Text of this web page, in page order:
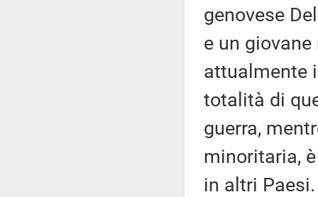
genovese
e un
attualmente
totalità di
guerra,
minoritaria,
in altri Paesi.